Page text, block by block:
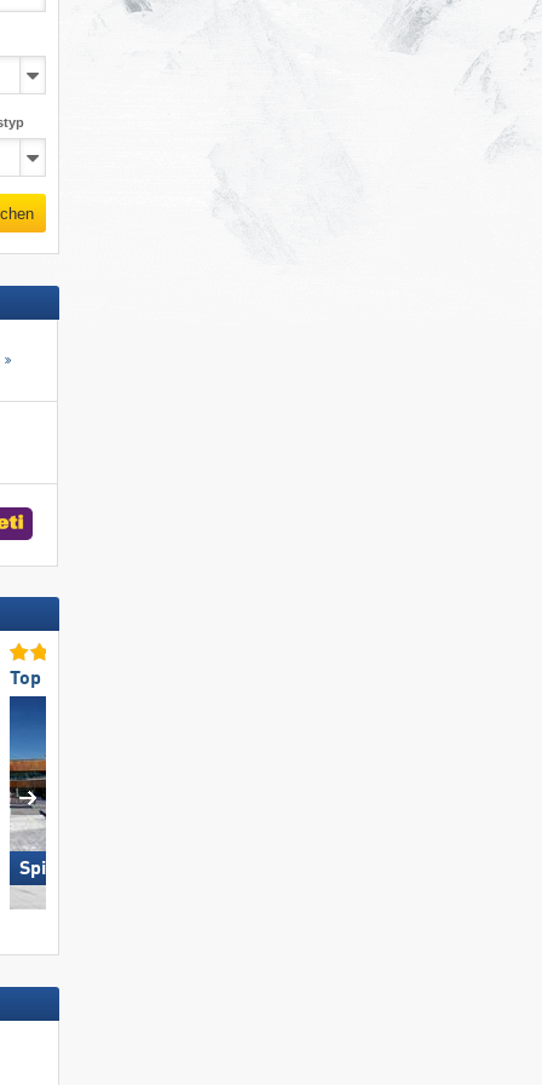
»
Top für Familien
Spieljoch – Fügen